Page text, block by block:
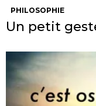
PHILOSOPHIE
Un petit